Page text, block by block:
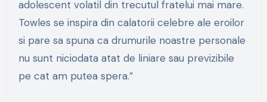
adolescent volatil din trecutul fratelui mai mare.
Towles se inspira din calatorii celebre ale eroilor
si pare sa spuna ca drumurile noastre personale
nu sunt niciodata atat de liniare sau previzibile
pe cat am putea spera.”